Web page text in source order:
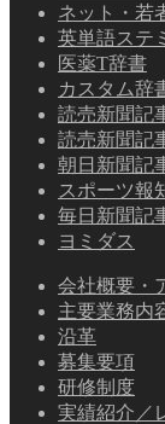
ネット・若
英単語ステ
医薬T辞書
カスタム辞
読売新聞記
読売新聞記
朝日新聞記
スポーツ報
毎日新聞記
ヨミダス
会社概要・
主要業務内
沿革
募集要項
研修制度
実績紹介／